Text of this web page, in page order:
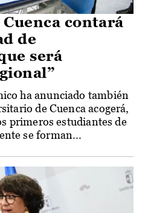
contará
de
será
ha anunciado también
de Cuenca acogerá,
primeros estudiantes de
se forman...